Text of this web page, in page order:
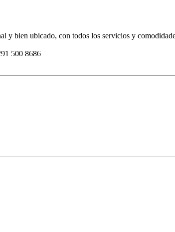
y bien ubicado, con todos los servicios y
500 8686